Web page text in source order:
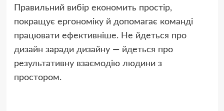
Правильний вибір економить простір,
покращує ергономіку й допомагає команді
працювати ефективніше. Не йдеться про
дизайн заради дизайну — йдеться про
результативну взаємодію людини з
простором.